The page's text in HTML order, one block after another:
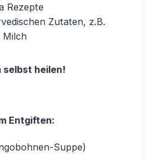
Rezepte
Zutaten, z.B.
Milch
selbst heilen!
Entgiften:
Suppe)